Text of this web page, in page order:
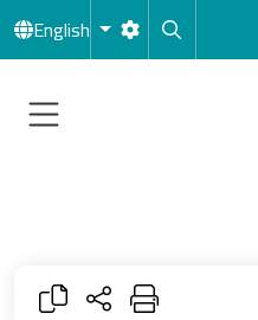
English